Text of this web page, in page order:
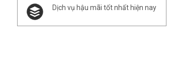
Dịch vụ hậu mãi tốt nhất hiện nay